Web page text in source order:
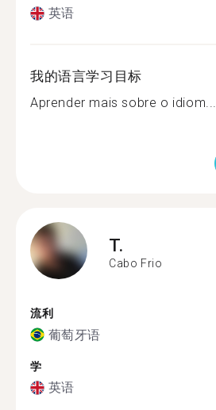
英语
我的语言学习目标
Aprender mais sobre o idiom...
T.
Cabo Frio
流利
葡萄牙语
学
英语